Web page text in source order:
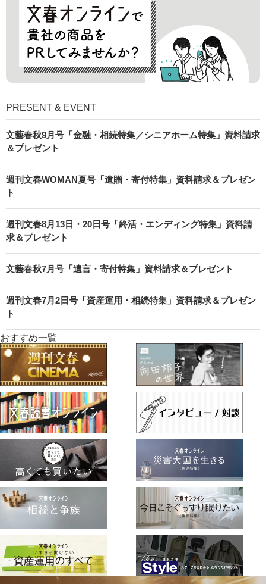
PRESENT & EVENT
文藝春秋9月号「金融・相続特集／シニアホーム特集」資料請求
＆プレゼント
週刊文春WOMAN夏号「遺贈・寄付特集」資料請求＆プレゼン
ト
週刊文春8月13日・20日号「終活・エンディング特集」資料請
求＆プレゼント
文藝春秋7月号「遺言・寄付特集」資料請求＆プレゼント
週刊文春7月2日号「資産運用・相続特集」資料請求＆プレゼン
ト
おすすめ一覧